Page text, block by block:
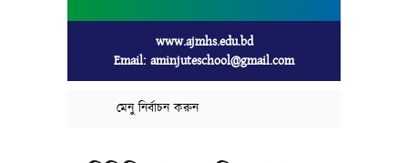
www.ajmhs.edu.bd
Email: aminjuteschool@gmail.com
মেনু নির্বাচন করুন